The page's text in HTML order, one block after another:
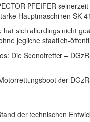
PFEIFER
Hauptmaschinen SK
hat sich allerdings nicht
jegliche staatlich-
Die Seenotretter –
der
der technischen